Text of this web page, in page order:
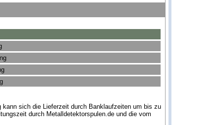
sich die Lieferzeit durch Banklaufzeiten um bis zu
durch Metalldetektorspulen.de und die vom